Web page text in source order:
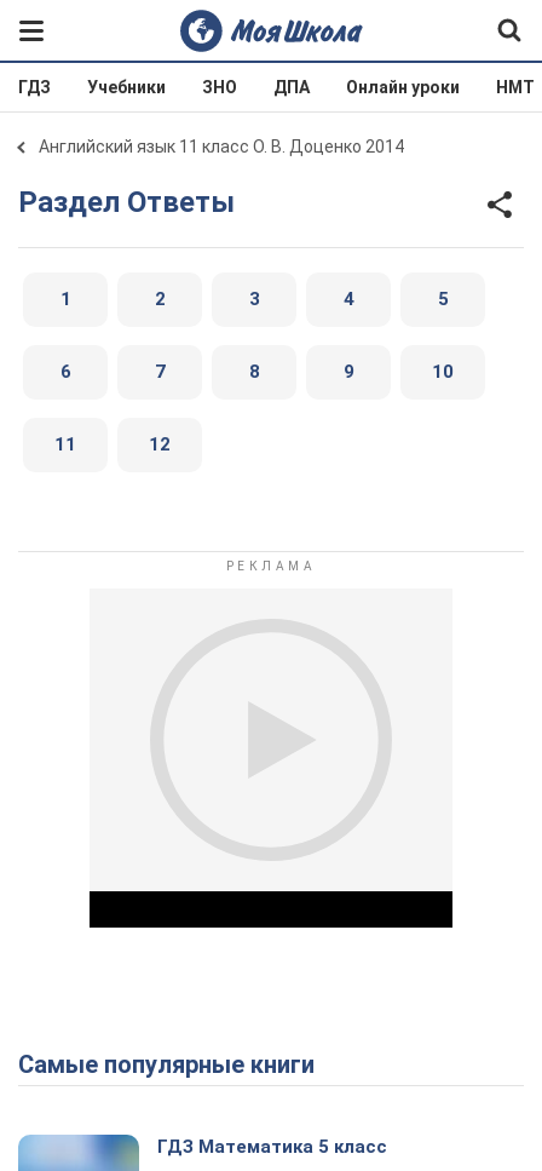
ГДЗ Учебники ЗНО ДПА Онлайн уроки НМТ
Английский язык 11 класс О. В. Доценко 2014
Раздел Ответы
1 2 3 4 5
6 7 8 9 10
11 12
Play Video
Самые популярные книги
ГДЗ Математика 5 класс